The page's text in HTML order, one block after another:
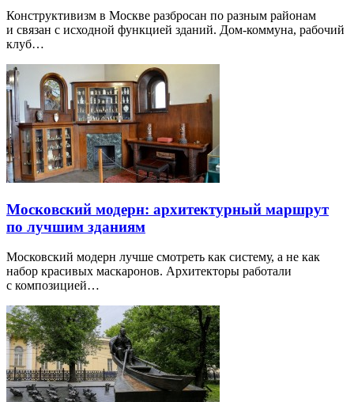
Конструктивизм в Москве разбросан по разным районам
и связан с исходной функцией зданий. Дом-коммуна, рабочий
клуб…
Московский модерн: архитектурный маршрут
по лучшим зданиям
Московский модерн лучше смотреть как систему, а не как
набор красивых маскаронов. Архитекторы работали
с композицией…